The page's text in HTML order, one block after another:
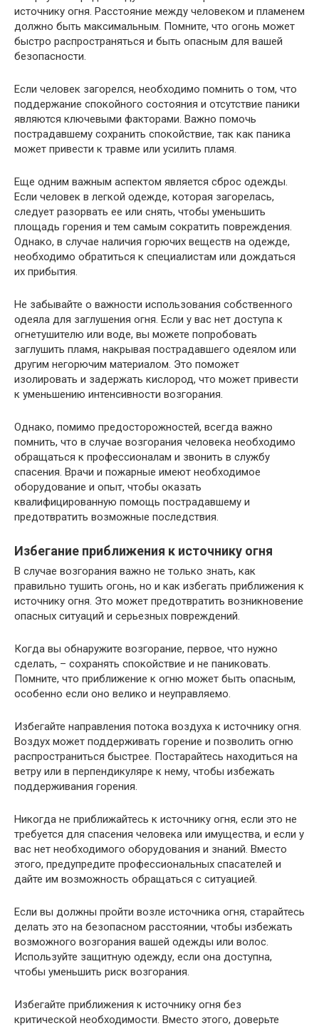
источнику огня. Расстояние между человеком и пламенем
должно быть максимальным. Помните, что огонь может
быстро распространяться и быть опасным для вашей
безопасности.
Если человек загорелся, необходимо помнить о том, что
поддержание спокойного состояния и отсутствие паники
являются ключевыми факторами. Важно помочь
пострадавшему сохранить спокойствие, так как паника
может привести к травме или усилить пламя.
Еще одним важным аспектом является сброс одежды.
Если человек в легкой одежде, которая загорелась,
следует разорвать ее или снять, чтобы уменьшить
площадь горения и тем самым сократить повреждения.
Однако, в случае наличия горючих веществ на одежде,
необходимо обратиться к специалистам или дождаться
их прибытия.
Не забывайте о важности использования собственного
одеяла для заглушения огня. Если у вас нет доступа к
огнетушителю или воде, вы можете попробовать
заглушить пламя, накрывая пострадавшего одеялом или
другим негорючим материалом. Это поможет
изолировать и задержать кислород, что может привести
к уменьшению интенсивности возгорания.
Однако, помимо предосторожностей, всегда важно
помнить, что в случае возгорания человека необходимо
обращаться к профессионалам и звонить в службу
спасения. Врачи и пожарные имеют необходимое
оборудование и опыт, чтобы оказать
квалифицированную помощь пострадавшему и
предотвратить возможные последствия.
Избегание приближения к источнику огня
В случае возгорания важно не только знать, как
правильно тушить огонь, но и как избегать приближения к
источнику огня. Это может предотвратить возникновение
опасных ситуаций и серьезных повреждений.
Когда вы обнаружите возгорание, первое, что нужно
сделать, – сохранять спокойствие и не паниковать.
Помните, что приближение к огню может быть опасным,
особенно если оно велико и неуправляемо.
Избегайте направления потока воздуха к источнику огня.
Воздух может поддерживать горение и позволить огню
распространиться быстрее. Постарайтесь находиться на
ветру или в перпендикуляре к нему, чтобы избежать
поддерживания горения.
Никогда не приближайтесь к источнику огня, если это не
требуется для спасения человека или имущества, и если у
вас нет необходимого оборудования и знаний. Вместо
этого, предупредите профессиональных спасателей и
дайте им возможность обращаться с ситуацией.
Если вы должны пройти возле источника огня, старайтесь
делать это на безопасном расстоянии, чтобы избежать
возможного возгорания вашей одежды или волос.
Используйте защитную одежду, если она доступна,
чтобы уменьшить риск возгорания.
Избегайте приближения к источнику огня без
критической необходимости. Вместо этого, доверьте